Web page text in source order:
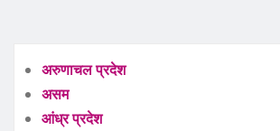
अरुणाचल प्रदेश
असम
आंध्र प्रदेश